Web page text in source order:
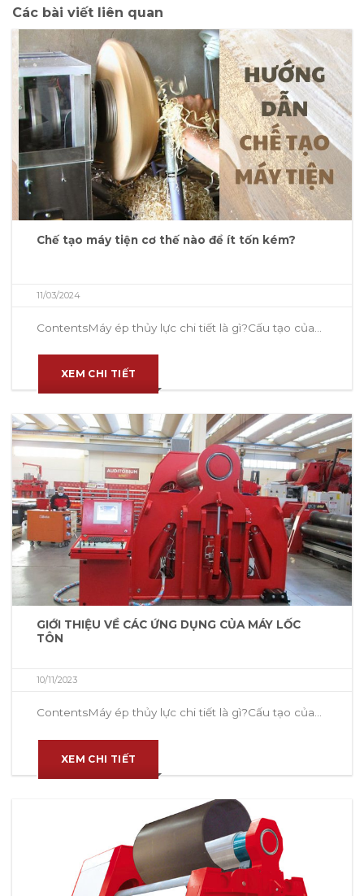
Các bài viết liên quan
Chế tạo máy tiện cơ thế nào để ít tốn kém?
11/03/2024
ContentsMáy ép thủy lực chi tiết là gì?Cấu tạo của...
XEM CHI TIẾT
GIỚI THIỆU VỀ CÁC ỨNG DỤNG CỦA MÁY LỐC
TÔN
10/11/2023
ContentsMáy ép thủy lực chi tiết là gì?Cấu tạo của...
XEM CHI TIẾT